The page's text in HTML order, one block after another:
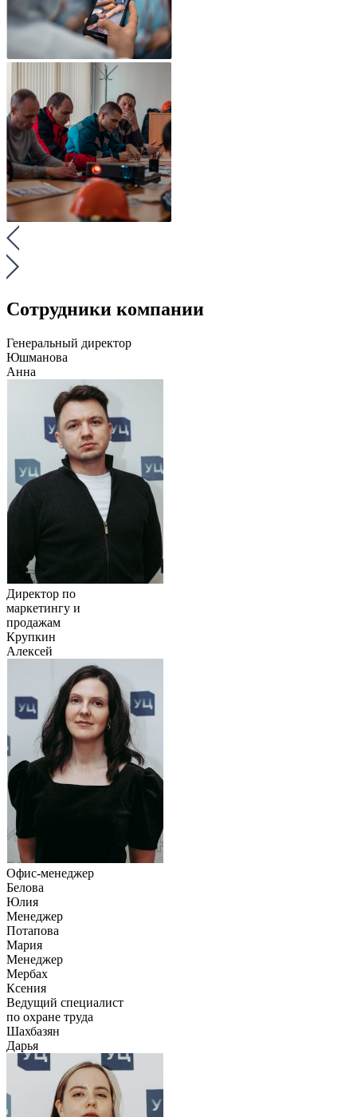
Сотрудники компании
Генеральный директор
Юшманова
Анна
Директор по
маркетингу и
продажам
Крупкин
Алексей
Офис-менеджер
Белова
Юлия
Менеджер
Потапова
Мария
Менеджер
Мербах
Ксения
Ведущий специалист
по охране труда
Шахбазян
Дарья